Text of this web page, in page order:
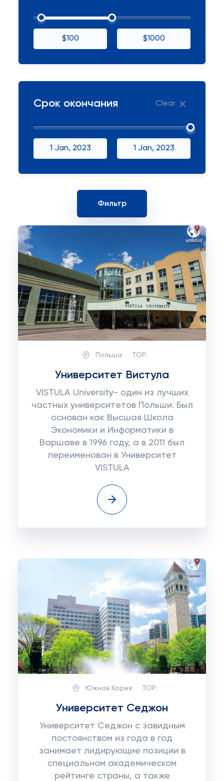
$100 $1000
Срок окончания Clear
1 Jan, 2023 1 Jan, 2023
Польша TOP:
Университет Вистула
VISTULA University- один из лучших
частных университетов Польши. Был
основан как Высшая Школа
Экономики и Информатики в
Варшаве в 1996 году, а в 2011 был
переименован в Университет
VISTULA
Южная Корея TOP:
Университет Седжон
Университет Седжон с завидным
постоянством из года в год
занимает лидирующие позиции в
специальном академическом
рейтинге страны, а также